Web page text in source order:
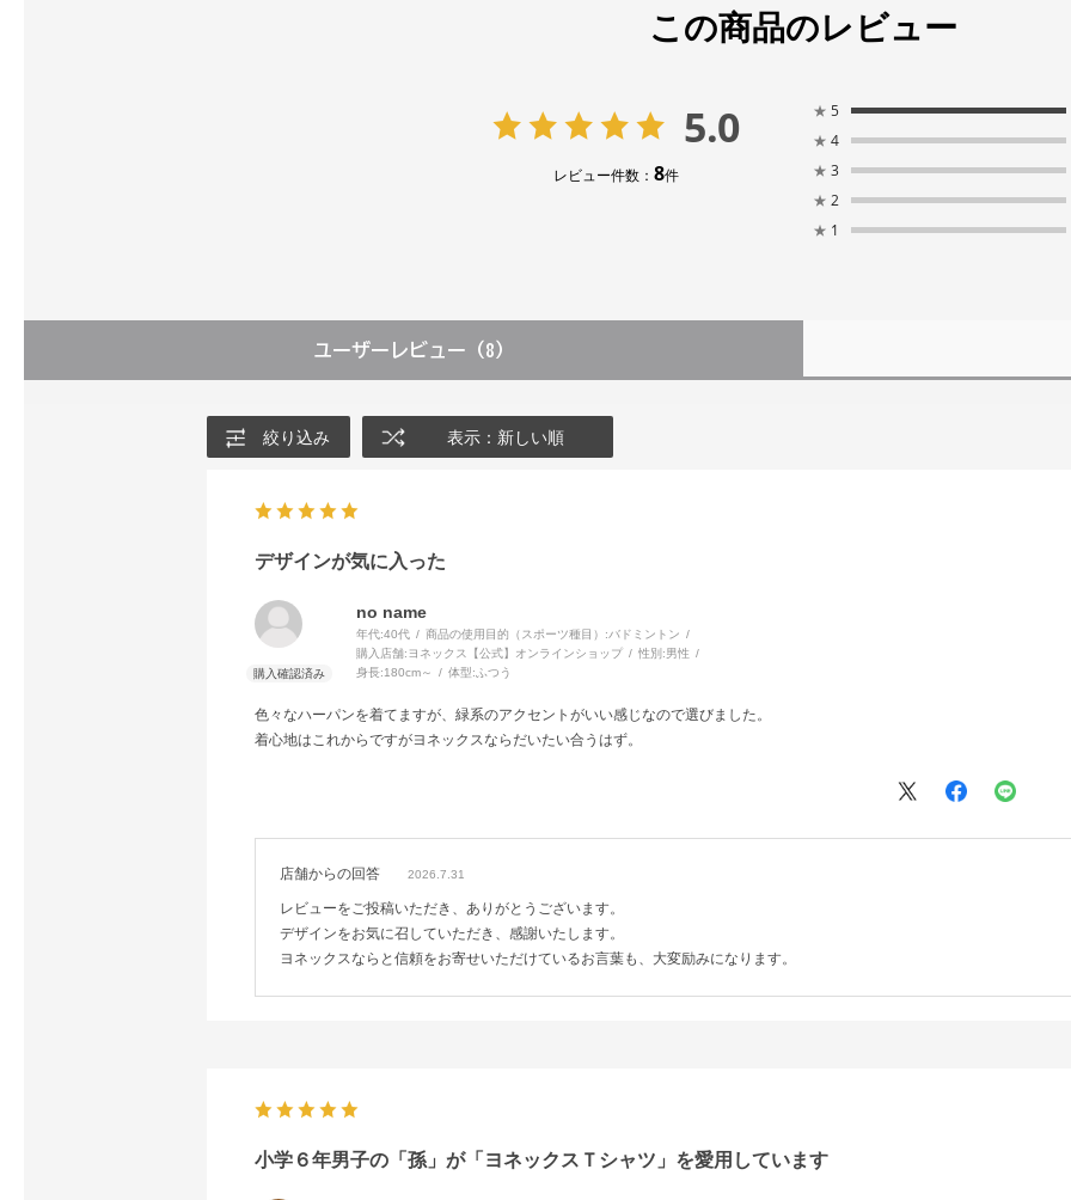
この商品のレビュー
5.0
レビュー件数： 8件
★ 5
★ 4
★ 3
★ 2
★ 1
ユーザーレビュー （8）
絞り込み 表示：新しい順
デザインが気に入った
no name
年代:40代 商品の使用目的（スポーツ種目）:バドミントン
購入店舗:ヨネックス【公式】オンラインショップ 性別:男性
身長:180cm～ 体型:ふつう
色々なハーパンを着てますが、緑系のアクセントがいい感じなので選びました。
着心地はこれからですがヨネックスならだいたい合うはず。
店舗からの回答 2026.7.31
レビューをご投稿いただき、ありがとうございます。
デザインをお気に召していただき、感謝いたします。
ヨネックスならと信頼をお寄せいただけているお言葉も、大変励みになります。
小学６年男子の「孫」が「ヨネックスＴシャツ」を愛用しています